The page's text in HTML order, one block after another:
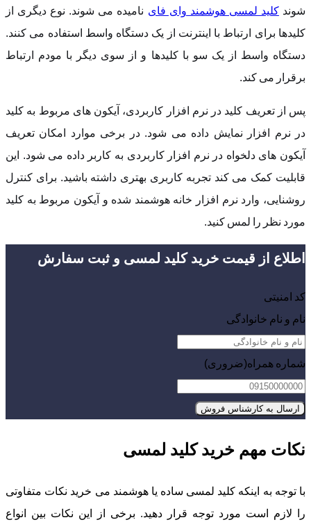
شوندکلید لمسی هوشمند وای فای نامیده می شوند. نوع دیگری از
کلیدها برای ارتباط با اینترنت از یک دستگاه واسط استفاده می کنند.
دستگاه واسط از یک سو با کلیدها و از سوی دیگر با مودم ارتباط
برقرار می کند.
پس از تعریف کلید در نرم افزار کاربردی، آیکون های مربوط به کلید
در نرم افزار نمایش داده می شود. در برخی موارد امکان تعریف
آیکون های دلخواه در نرم افزار کاربردی به کاربر داده می شود. این
قابلیت کمک می کند تجربه کاربری بهتری داشته باشید. برای کنترل
روشنایی، وارد نرم افزار خانه هوشمند شده و آیکون مربوط به کلید
مورد نظر را لمس کنید.
اطلاع از قیمت خرید کلید لمسی و ثبت سفارش
کد امنیتی
نام و نام خانوادگی
شماره همراه(ضروری)
نکات مهم خرید کلید لمسی
با توجه به اینکه کلید لمسی ساده یا هوشمند می خرید نکات متفاوتی
را لازم است مورد توجه قرار دهید. برخی از این نکات بین انواع